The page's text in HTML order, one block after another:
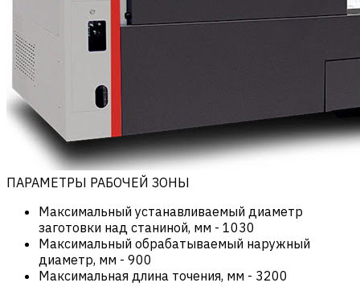
ПАРАМЕТРЫ РАБОЧЕЙ ЗОНЫ
Максимальный устанавливаемый диаметр
заготовки над станиной, мм - 1030
Максимальный обрабатываемый наружный
диаметр, мм - 900
Максимальная длина точения, мм - 3200